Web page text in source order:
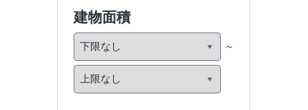
建物面積